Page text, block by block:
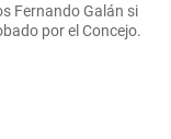
Fernando Galán si
por el Concejo.